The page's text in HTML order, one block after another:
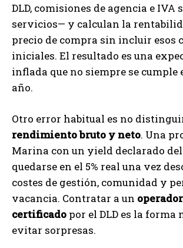
DLD, comisiones de agencia e IVA
servicios— y calculan la
precio de compra sin incluir esos
iniciales. El resultado es una
inflada que no siempre se cumple
año.
Otro error habitual es no
rendimiento bruto y neto. Una
Marina con un yield declarado del
quedarse en el 5% real una vez
costes de gestión, comunidad y
vacancia. Contratar a un
certificado por el DLD es la forma
evitar sorpresas.